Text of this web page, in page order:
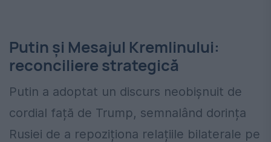
Putin și Mesajul Kremlinului:
reconciliere strategică
Putin a adoptat un discurs neobișnuit de
cordial față de Trump, semnalând dorința
Rusiei de a repoziționa relațiile bilaterale pe